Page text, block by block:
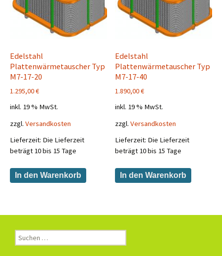
Edelstahl
Plattenwärmetauscher Typ
M7-17-20
1.295,00€
inkl. 19 % MwSt.
zzgl. Versandkosten
Lieferzeit: Die Lieferzeit
beträgt 10 bis 15 Tage
In den Warenkorb
Edelstahl
Plattenwärmetauscher Typ
M7-17-40
1.890,00€
inkl. 19 % MwSt.
zzgl.Versandkosten
Lieferzeit: Die Lieferzeit
beträgt 10 bis 15 Tage
In den Warenkorb
Suchen
nach: